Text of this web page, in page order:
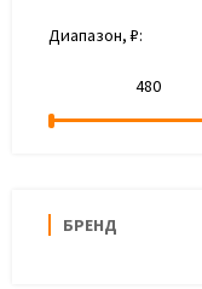
Диапазон, ₽:
БРЕНД